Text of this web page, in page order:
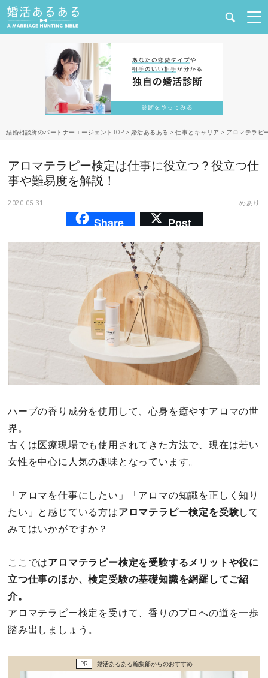
婚活と結婚
恋愛の悩み
合コン・街コン
マッチングアプリ
占い・診断
趣味・旅行
不倫・だめ男
感動
カルチャー・トレンド・芸能
結婚相談所のパートナーエージェントTOP > 婚活あるある > 仕事とキャリア > アロマテラピ
アロマテラピー検定は仕事に役立つ？役立つ仕
事や難易度を解説！
2020.05.31 めあり
Share Post
ハーブの香り成分を使用して、心身を癒やすアロマの世
界。
古くは医療現場でも使用されてきた方法で、現在は若い
女性を中心に人気の趣味となっています。
「アロマを仕事にしたい」「アロマの知識を正しく知り
たい」と感じている方はアロマテラピー検定を受験して
みてはいかがですか？
ここではアロマテラピー検定を受験するメリットや役に
立つ仕事のほか、検定受験の基礎知識を網羅してご紹
介。
アロマテラピー検定を受けて、香りのプロへの道を一歩
踏み出しましょう。
PR 婚活あるある編集部からのおすすめ